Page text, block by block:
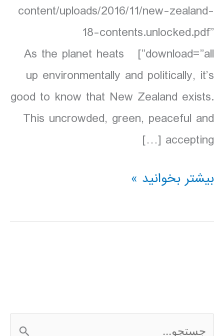
content/uploads/2016/11/new-zealand-
18-contents.unlocked.pdf”
download=”all”] As the planet heats
up environmentally and politically, it’s
good to know that New Zealand exists.
This uncrowded, green, peaceful and
accepting […]
دانلود
Lonely
بیشتر بخوانید »